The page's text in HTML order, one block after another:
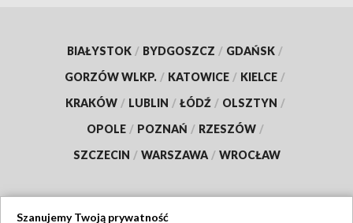
BIAŁYSTOK / BYDGOSZCZ / GDAŃSK /
GORZÓW WLKP. / KATOWICE / KIELCE /
KRAKÓW / LUBLIN / ŁÓDŹ / OLSZTYN /
OPOLE / POZNAŃ / RZESZÓW /
SZCZECIN / WARSZAWA / WROCŁAW
Szanujemy Twoją prywatność